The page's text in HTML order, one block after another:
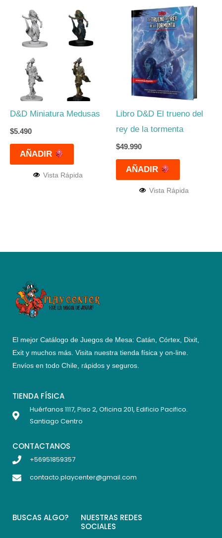
D&D Miniatura Medusas
$5.490
AÑADIR
Vista Rápida
Libro D&D El trueno del
rey de la tormenta
$49.990
AÑADIR
Vista Rápida
El mejor Catálogo de Juegos de Mesa: Catán, Córtex, Dixit,
Exit y muchos más. Visita nuestra tienda física y on-line.
Envíos en todo Chile, rápidos y seguros
TIENDA FÍSICA
Huérfanos 1117, Piso 2, Oficina 201, Edificio Pacifico.
Santiago Centro
CONTACTANOS
+56951859357
contacto.playcenter@gmail.com
BUSCAS ALGO?
NUESTRAS REDES
SOCIALES